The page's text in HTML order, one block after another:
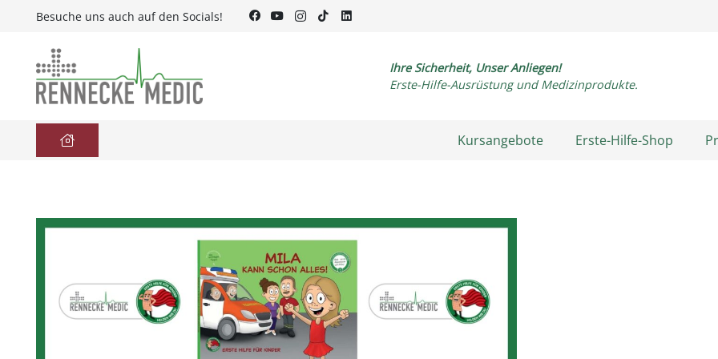
Besuche uns auch auf den Socials!
Ihre Sicherheit, Unser Anliegen!
Erste-Hilfe-Ausrüstung und Medizinprodukte.
Kursangebote Erste-Hilfe-Shop